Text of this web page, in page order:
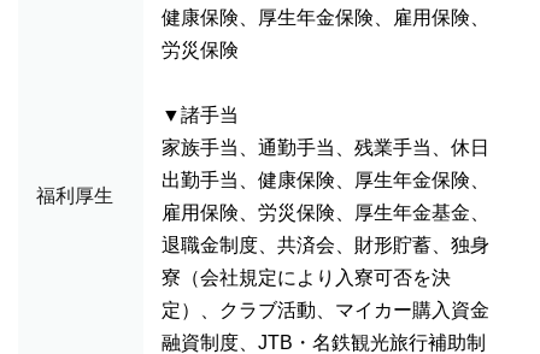
福利厚生
健康保険、厚生年金保険、雇用保険、
労災保険
▼諸手当
家族手当、通勤手当、残業手当、休日
出勤手当、健康保険、厚生年金保険、
雇用保険、労災保険、厚生年金基金、
退職金制度、共済会、財形貯蓄、独身
寮（会社規定により入寮可否を決
定）、クラブ活動、マイカー購入資金
融資制度、JTB・名鉄観光旅行補助制